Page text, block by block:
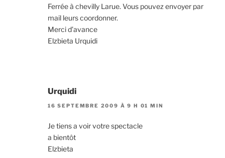
Ferrée à chevilly Larue. Vous pouvez envoyer par
mail leurs coordonner.
Merci d’avance
Elzbieta Urquidi
Urquidi
16 SEPTEMBRE 2009 À 9 H 01 MIN
Je tiens a voir votre spectacle
a bientôt
Elzbieta